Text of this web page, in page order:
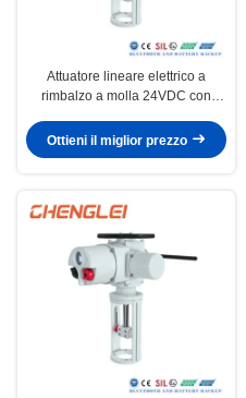
Attuatore lineare elettrico a
rimbalzo a molla 24VDC con
valvola di apertura
Ottieni il miglior prezzo